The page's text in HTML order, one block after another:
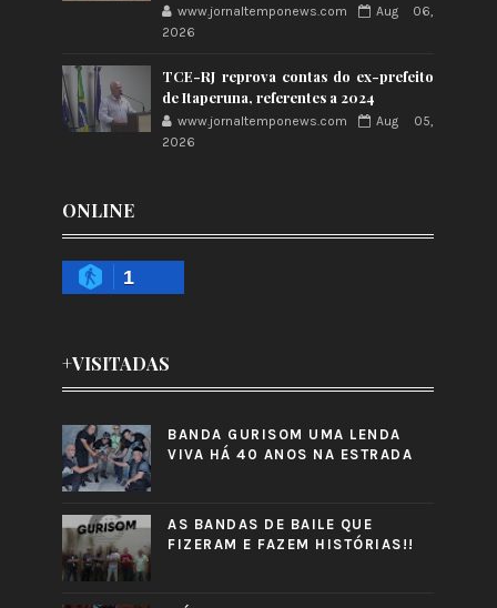
www.jornaltemponews.com
Aug 06,
2026
TCE-RJ reprova contas do ex-prefeito
de Itaperuna, referentes a 2024
www.jornaltemponews.com
Aug 05,
2026
ONLINE
1
+VISITADAS
BANDA GURISOM UMA LENDA
VIVA HÁ 40 ANOS NA ESTRADA
AS BANDAS DE BAILE QUE
FIZERAM E FAZEM HISTÓRIAS!!